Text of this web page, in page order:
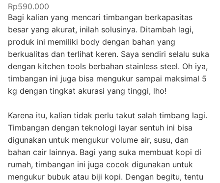
Rp590.000
Bagi kalian yang mencari timbangan berkapasitas
besar yang akurat, inilah solusinya. Ditambah lagi,
produk ini memiliki body dengan bahan yang
berkualitas dan terlihat keren. Saya sendiri selalu suka
dengan kitchen tools berbahan stainless steel. Oh iya,
timbangan ini juga bisa mengukur sampai maksimal 5
kg dengan tingkat akurasi yang tinggi, lho!
Karena itu, kalian tidak perlu takut salah timbang lagi.
Timbangan dengan teknologi layar sentuh ini bisa
digunakan untuk mengukur volume air, susu, dan
bahan cair lainnya. Bagi yang suka membuat kopi di
rumah, timbangan ini juga cocok digunakan untuk
mengukur bubuk atau biji kopi. Dengan begitu, tentu